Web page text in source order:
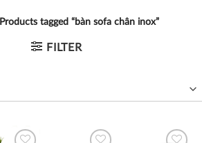
Products tagged “bàn sofa chân inox”
FILTER